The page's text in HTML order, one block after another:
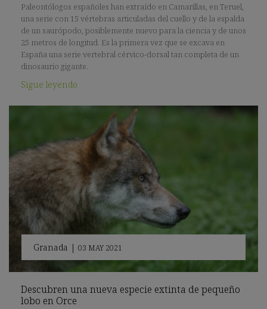
Paleontólogos españoles han extraído en Camarillas, en Teruel,
una serie con 15 vértebras articuladas del cuello y de la espalda
de un saurópodo, posiblemente nuevo para la ciencia y de unos
25 metros de longitud. Es la primera vez que se excava en
España una serie vertebral cérvico-dorsal tan completa de un
dinosaurio gigante.
Sigue leyendo
Granada | 03 MAY 2021
Descubren una nueva especie extinta de pequeño
lobo en Orce